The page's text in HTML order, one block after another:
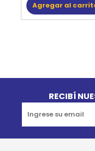
Agregar al
RECIBÍ